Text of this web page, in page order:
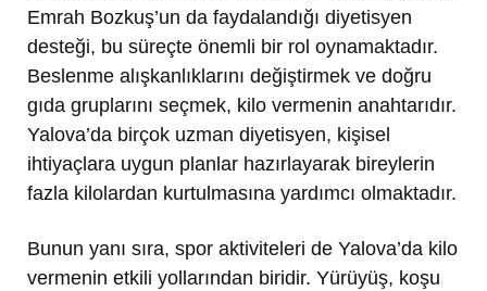
Emrah Bozkuş’un da faydalandığı diyetisyen
desteği, bu süreçte önemli bir rol oynamaktadır.
Beslenme alışkanlıklarını değiştirmek ve doğru
gıda gruplarını seçmek, kilo vermenin anahtarıdır.
Yalova’da birçok uzman diyetisyen, kişisel
ihtiyaçlara uygun planlar hazırlayarak bireylerin
fazla kilolardan kurtulmasına yardımcı olmaktadır.
Bunun yanı sıra, spor aktiviteleri de Yalova’da kilo
vermenin etkili yollarından biridir. Yürüyüş, koşu